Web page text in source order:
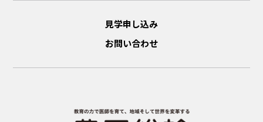
見学申し込み
お問い合わせ